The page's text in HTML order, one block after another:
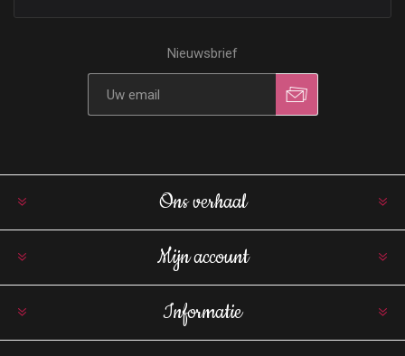
Nieuwsbrief
Ons verhaal
Mijn account
Informatie